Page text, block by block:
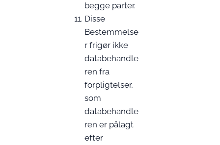
begge parter.
Disse
Bestemmelse
r frigør ikke
databehandle
ren fra
forpligtelser,
som
databehandle
ren er pålagt
efter